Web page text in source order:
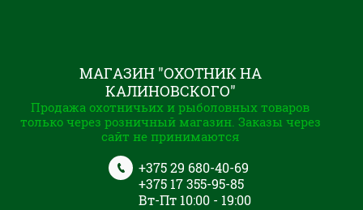
МАГАЗИН "ОХОТНИК НА
КАЛИНОВСКОГО"
Продажа охотничьих и рыболовных товаров
только через розничный магазин. Заказы через
сайт не принимаются
+375 29 680-40-69
+375 17 355-95-85
Вт-Пт 10:00 - 19:00